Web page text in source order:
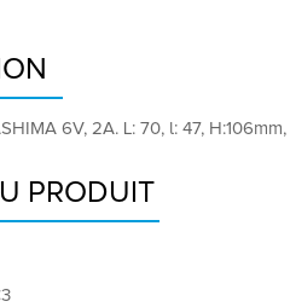
6V, 2A. L: 70, l: 47,
PRODUIT